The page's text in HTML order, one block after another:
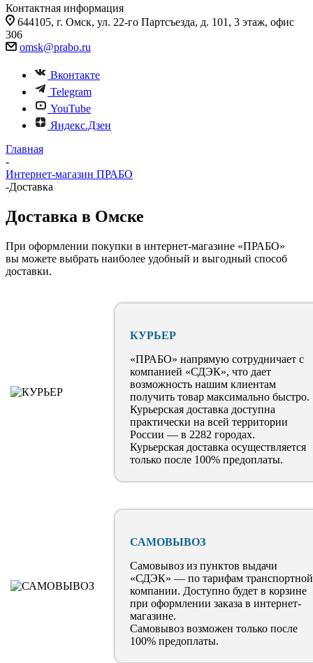
Контактная информация
644105, г. Омск, ул. 22-го Партсъезда, д. 101, 3 этаж, офис
306
omsk@prabo.ru
Вконтакте
Telegram
YouTube
Яндекс.Дзен
Главная
-
Интернет-магазин ПРАБО
-Доставка
Доставка в Омске
При оформлении покупки в интернет-магазине «ПРАБО»
вы можете выбрать наиболее удобный и выгодный способ
доставки.
КУРЬЕР
«ПРАБО» напрямую сотрудничает с
компанией «СДЭК», что дает
возможность нашим клиентам
получить товар максимально быстро.
Курьерская доставка доступна
практически на всей территории
России — в 2282 городах.
Курьерская доставка осуществляется
только после 100% предоплаты.
САМОВЫВОЗ
Самовывоз из пунктов выдачи
«СДЭК» — по тарифам транспортной
компании. Доступно будет в корзине
при оформлении заказа в интернет-
магазине.
Самовывоз возможен только после
100% предоплаты.